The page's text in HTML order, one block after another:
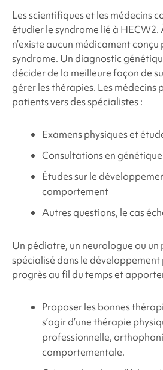
Les scientifiques et les médecins
étudier lesyndrome lié à HECW2.
n’existe aucun médicament
syndrome. Un diagnostic
décider de la meilleure façon de
gérer les thérapies. Les médecins
patients vers des spécialistes :
Examens physiques et
Consultations en génétique
Études sur le
comportement
Autres questions, le cas
Un pédiatre, un neurologue ou un
spécialisé dans le développement
progrès au fil du temps et
Proposer les bonnes
s’agir d’une thérapie
professionnelle,
comportementale.